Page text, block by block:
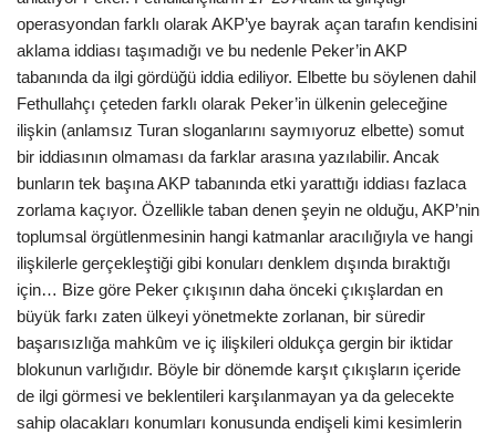
operasyondan farklı olarak AKP’ye bayrak açan tarafın kendisini
aklama iddiası taşımadığı ve bu nedenle Peker’in AKP
tabanında da ilgi gördüğü iddia ediliyor. Elbette bu söylenen dahil
Fethullahçı çeteden farklı olarak Peker’in ülkenin geleceğine
ilişkin (anlamsız Turan sloganlarını saymıyoruz elbette) somut
bir iddiasının olmaması da farklar arasına yazılabilir. Ancak
bunların tek başına AKP tabanında etki yarattığı iddiası fazlaca
zorlama kaçıyor. Özellikle taban denen şeyin ne olduğu, AKP’nin
toplumsal örgütlenmesinin hangi katmanlar aracılığıyla ve hangi
ilişkilerle gerçekleştiği gibi konuları denklem dışında bıraktığı
için… Bize göre Peker çıkışının daha önceki çıkışlardan en
büyük farkı zaten ülkeyi yönetmekte zorlanan, bir süredir
başarısızlığa mahkûm ve iç ilişkileri oldukça gergin bir iktidar
blokunun varlığıdır. Böyle bir dönemde karşıt çıkışların içeride
de ilgi görmesi ve beklentileri karşılanmayan ya da gelecekte
sahip olacakları konumları konusunda endişeli kimi kesimlerin